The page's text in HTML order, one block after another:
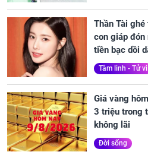
Thần Tài
con giáp đón
tiền bạc dồi
Tâm linh - Tử vi
Giá vàng
3 triệu trong
không lãi
Đời sống